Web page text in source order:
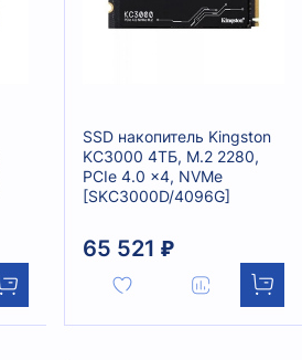
SSD накопитель Kingston
KC3000 4ТБ, M.2 2280,
PCIe 4.0 x4, NVMe
[SKC3000D/4096G]
65 521 ₽